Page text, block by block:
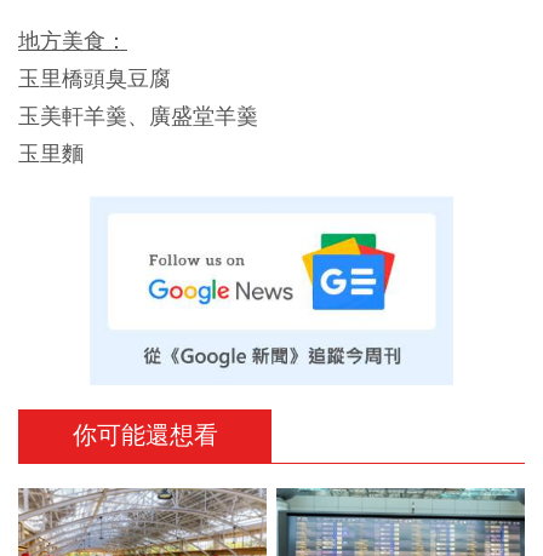
地方美食：
玉里橋頭臭豆腐
玉美軒羊羹、廣盛堂羊羹
玉里麵
你可能還想看